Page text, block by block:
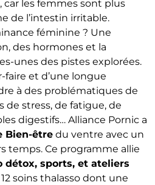
les femmes sont plus
de l’intestin irritable.
féminine ? Une
des hormones et la
unes des pistes explorées.
faire et d’une longue
à des problématiques de
de stress, de fatigue, de
digestifs… Alliance Pornic a
Bien-être du ventre avec un
temps. Ce programme allie
détox, sports, et ateliers
soins thalasso dont une